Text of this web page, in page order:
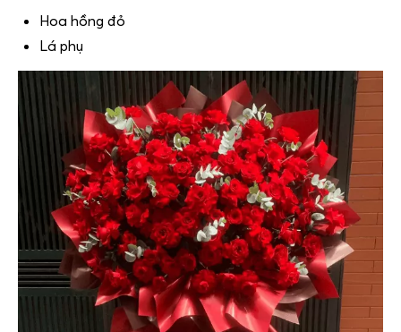
Hoa hồng đỏ
Lá phụ